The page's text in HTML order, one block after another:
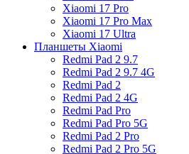
Xiaomi 17 Pro
Xiaomi 17 Pro Max
Xiaomi 17 Ultra
Планшеты Xiaomi
Redmi Pad 2 9.7
Redmi Pad 2 9.7 4G
Redmi Pad 2
Redmi Pad 2 4G
Redmi Pad Pro
Redmi Pad Pro 5G
Redmi Pad 2 Pro
Redmi Pad 2 Pro 5G